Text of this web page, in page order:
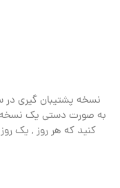
نسخه پشتیبان گیری
به صورت دستی یک نسخه
کنید که هر روز , یک